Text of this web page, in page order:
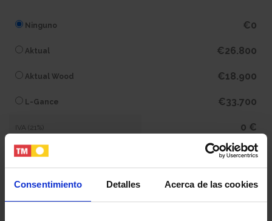
Consentimiento Detalles Acerca de las cookies
Ninguno €0
Aktual €26.800
Aktual Wood €18.900
L-Gance €33.700
IVA (21%) 0 €
Subtotal 0 €
407.000 €